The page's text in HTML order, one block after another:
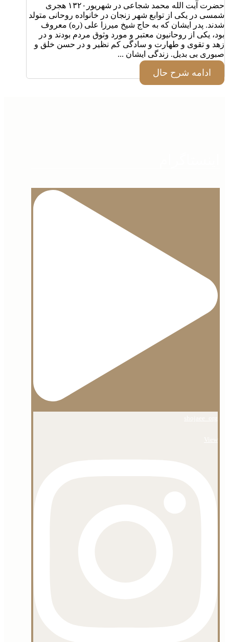
حضرت آیت الله محمد شجاعی در شهریور۱۳۲۰ هجری
شمسی در یکی از توابع شهر زنجان در خانواده روحانی متولد
شدند. پدر ایشان که به حاج شیخ میرزا علی (ره) معروف
بود، یکی از روحانیون معتبر و مورد وثوق مردم بودند و در
زهد و تقوی و طهارت و سادگی کم نظیر و در حسن خلق و
صبوری بی بدیل. زندگی ایشان ...
ادامه شرح حال